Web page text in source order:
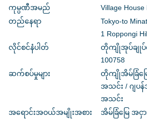
ကုမ္ပဏီအမည်
Village
တည်နေရာ
Tokyo-to
1 Roppongi
လိုင်စင်နံပါတ်
တိုကျိုအုပ်ချုပ်
100758
ဆက်စပ်မှုများ
တိုကျိုအိမ်ခြံမ
အသင်း / ဂျပ
အသင်း
အရောင်းအဝယ်အမျိုးအစား
အိမ်ခြံမြေ အငှ